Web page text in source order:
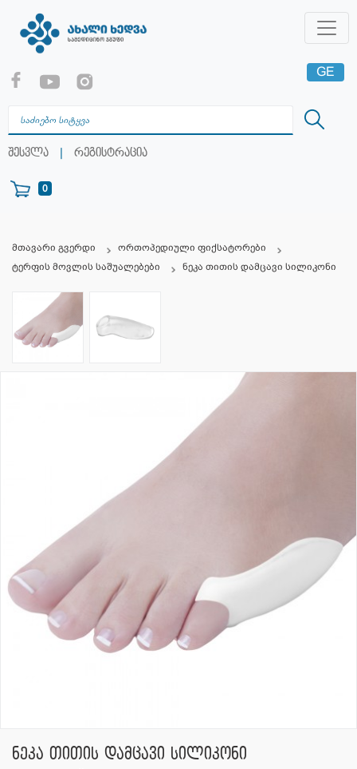
შესვლა | რეგისტრაცია
0
GE
RU
მთავარი გვერდი
ორთოპედიული ფიქსატორები
ტერფის მოვლის საშუალებები
ნეკა თითის დამცავი სილიკონი
ნეკა თითის დამცავი სილიკონი